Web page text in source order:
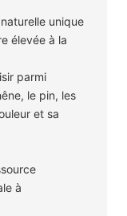
unique
élevée à la
parmi
le pin, les
et sa
à